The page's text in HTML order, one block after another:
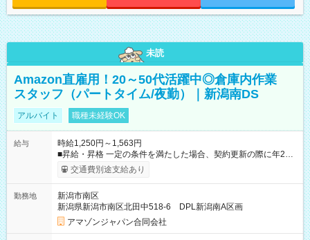
未読
Amazon直雇用！20～50代活躍中◎倉庫内作業
スタッフ（パートタイム/夜勤）｜新潟南DS
アルバイト 職種未経験OK
給与
時給1,250円～1,563円
■昇給・昇格 一定の条件を満たした場合、契約更新の際に年2回
まで昇給の機会があります。 ■正社員登用制度あり ※月末締/翌
月25日支払い ※時間外手当、別途支給 ※深夜割増賃金 (22:00～
☆Amazon直雇用で安定して働けます！ 【試用期間】試用期間
あり 試用期間の長さ：1週間 雇用形態、給与は本採用時と同じ
です。
交通費別途支給あり
勤務地
新潟市南区
新潟県新潟市南区北田中518-6 DPL新潟南A区画
アマゾンジャパン合同会社